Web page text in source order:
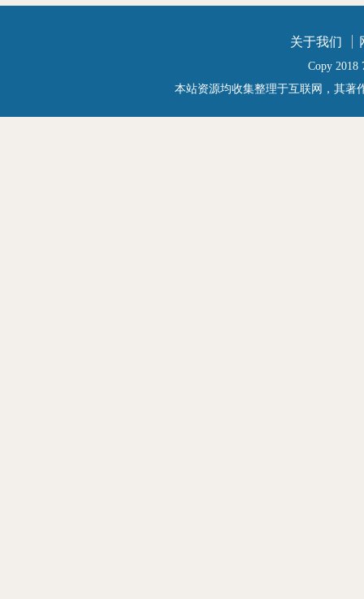
关于我们
Copy 2018
本站资源均收集整理于互联网，其著